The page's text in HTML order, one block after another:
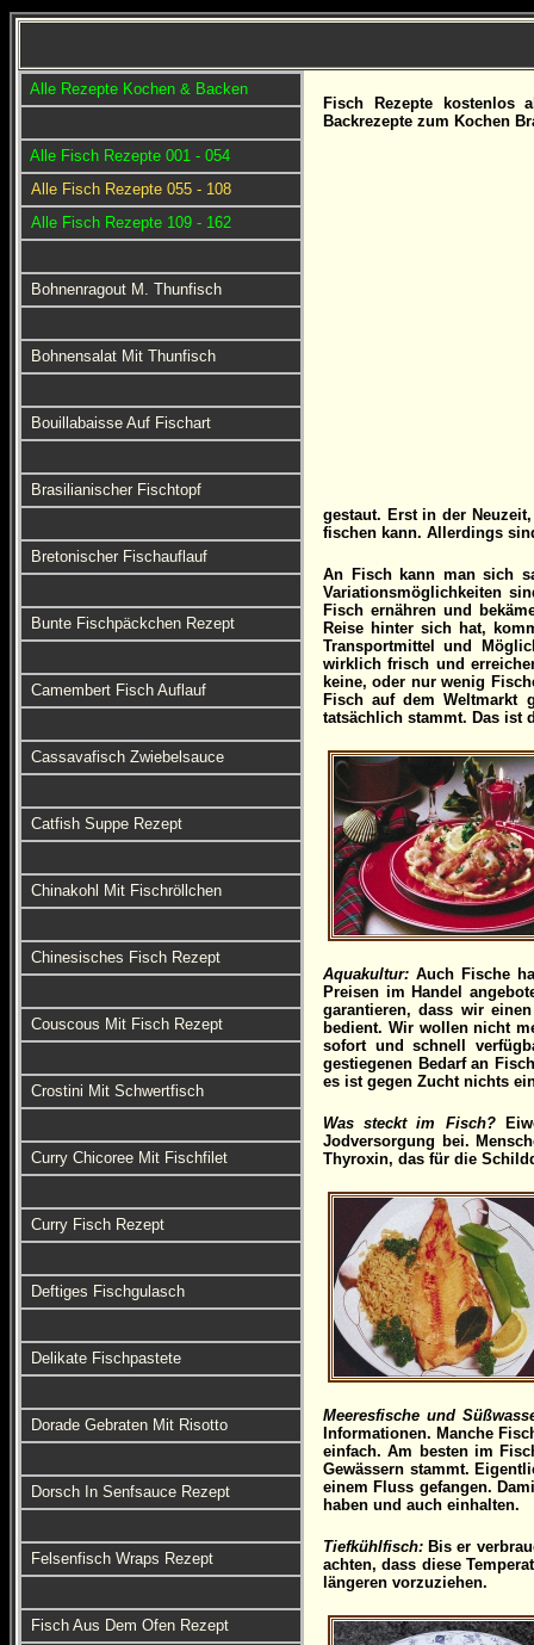
Alle Rezepte Kochen & Backen
Alle Fisch Rezepte 001 - 054
Alle Fisch Rezepte 055 - 108
Alle Fisch Rezepte 109 - 162
Bohnenragout M. Thunfisch
Bohnensalat Mit Thunfisch
Bouillabaisse Auf Fischart
Brasilianischer Fischtopf
Bretonischer Fischauflauf
Bunte Fischpäckchen Rezept
Camembert Fisch Auflauf
Cassavafisch Zwiebelsauce
Catfish Suppe Rezept
Chinakohl Mit Fischröllchen
Chinesisches Fisch Rezept
Couscous Mit Fisch Rezept
Crostini Mit Schwertfisch
Curry Chicoree Mit Fischfilet
Curry Fisch Rezept
Deftiges Fischgulasch
Delikate Fischpastete
Dorade Gebraten Mit Risotto
Dorsch In Senfsauce Rezept
Felsenfisch Wraps Rezept
Fisch Aus Dem Ofen Rezept
Fisch Rezepte kostenlos
Backrezepte zum Kochen
gestaut. Erst in der
fischen kann. Allerdings
An Fisch kann man sich
Variationsmöglichkeiten
Fisch ernähren und
Reise hinter sich hat,
Transportmittel und
wirklich frisch und
keine, oder nur wenig
Fisch auf dem Weltmarkt
tatsächlich stammt. Das ist
Aquakultur: Auch Fische
Preisen im Handel
garantieren, dass wir
bedient. Wir wollen nicht
sofort und schnell
gestiegenen Bedarf an
es ist gegen Zucht nichts
Was steckt im Fisch?
Jodversorgung bei.
Thyroxin, das für die
Meeresfische und
Informationen. Manche
einfach. Am besten im
Gewässern stammt.
einem Fluss gefangen.
haben und auch einhalten.
Tiefkühlfisch: Bis er
achten, dass diese
längeren vorzuziehen.